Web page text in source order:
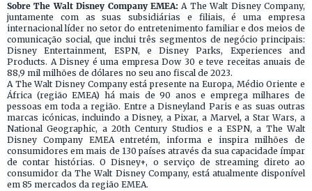
Sobre The Walt Disney Company EMEA: A The Walt Disney Company,
juntamente com as suas subsidiárias e filiais, é uma empresa
internacional líder no setor do entretenimento familiar e dos meios de
comunicação social, que inclui três segmentos de negócio principais:
Disney Entertainment, ESPN, e Disney Parks, Experiences and
Products. A Disney é uma empresa Dow 30 e teve receitas anuais de
88,9 mil milhões de dólares no seu ano fiscal de 2023.
A The Walt Disney Company está presente na Europa, Médio Oriente e
África (região EMEA) há mais de 90 anos e emprega milhares de
pessoas em toda a região. Entre a Disneyland Paris e as suas outras
marcas icónicas, incluindo a Disney, a Pixar, a Marvel, a Star Wars, a
National Geographic, a 20th Century Studios e a ESPN, a The Walt
Disney Company EMEA entretém, informa e inspira milhões de
consumidores em mais de 130 países através da sua capacidade ímpar
de contar histórias. O Disney+, o serviço de streaming direto ao
consumidor da The Walt Disney Company, está atualmente disponível
em 85 mercados da região EMEA.